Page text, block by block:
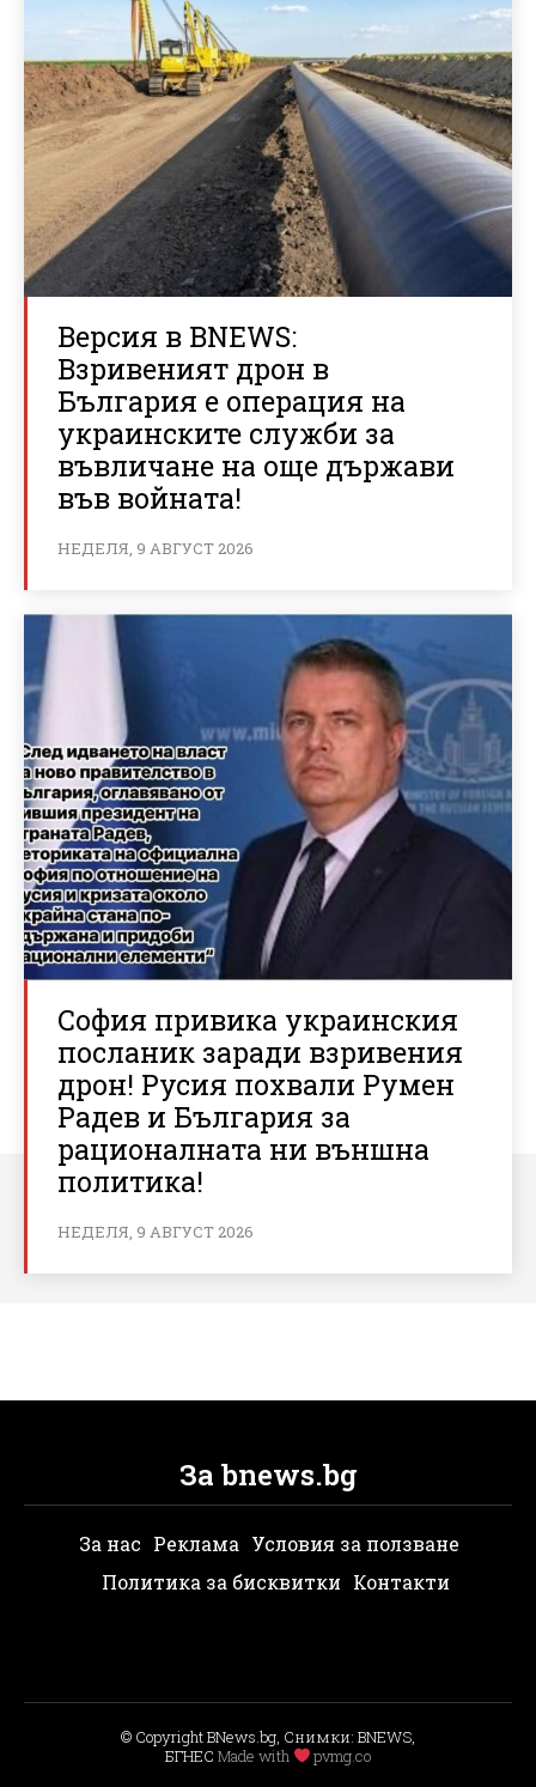
Версия в BNEWS:
Взривеният дрон в
България е операция на
украинските служби за
въвличане на още държави
във войната!
НЕДЕЛЯ, 9 АВГУСТ 2026
София привика украинския
посланик заради взривения
дрон! Русия похвали Румен
Радев и България за
рационалната ни външна
политика!
НЕДЕЛЯ, 9 АВГУСТ 2026
За bnews.bg
За нас Реклама Условия за ползване
Политика за бисквитки Контакти
© Copyright BNews.bg, Снимки: BNEWS,
БГНЕС Мade with pvmg.co